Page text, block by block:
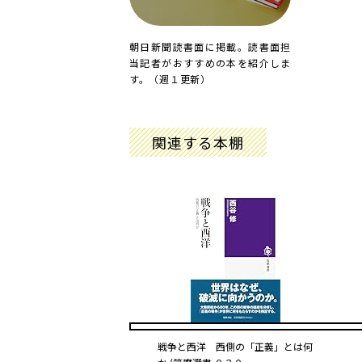
朝日新聞読書面に掲載。読書面担
当記者がおすすめの本を紹介しま
す。（週１更新）
関連する本棚
戦争と西洋 ――西側の「正義」とは何